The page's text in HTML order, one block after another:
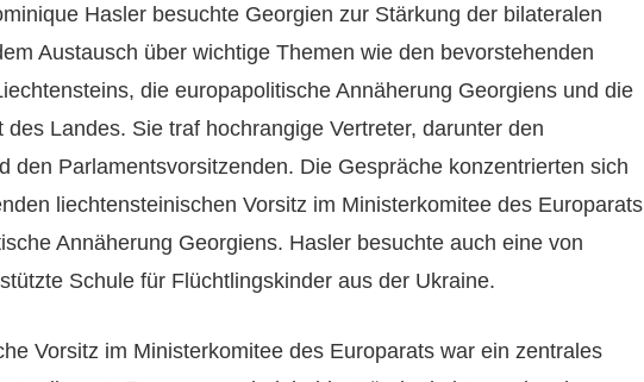
Hasler besuchte Georgien zur Stärkung der bilateralen
Austausch über wichtige Themen wie den bevorstehenden
die europapolitische Annäherung Georgiens und die
des Landes. Sie traf hochrangige Vertreter, darunter den
den Parlamentsvorsitzenden. Die Gespräche konzentrierten sich
liechtensteinischen Vorsitz im Ministerkomitee des Europarats
Annäherung Georgiens. Hasler besuchte auch eine von
Schule für Flüchtlingskinder aus der Ukraine.
Vorsitz im Ministerkomitee des Europarats war ein zentrales